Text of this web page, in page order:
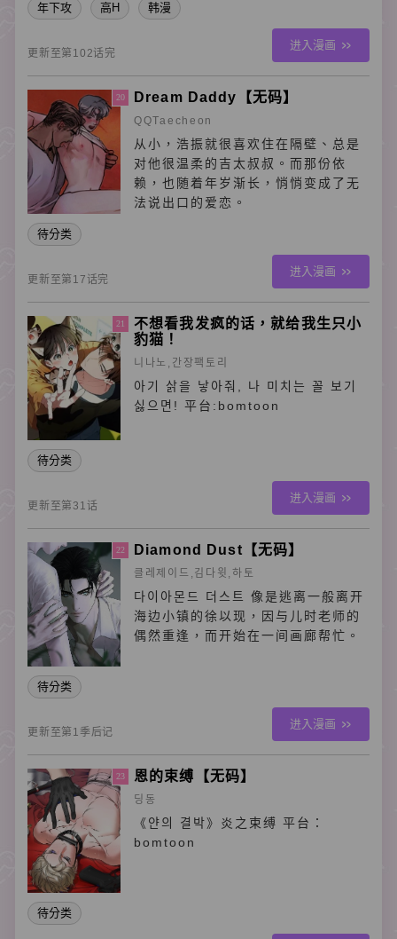
年下攻 高H 韩漫
更新至第102话完
进入漫画
20 Dream Daddy【无码】
QQTaecheon
从小，浩振就很喜欢住在隔壁、总是
对他很温柔的吉太叔叔。而那份依
赖，也随着年岁渐长，悄悄变成了无
法说出口的爱恋。
待分类
更新至第17话完
进入漫画
21
不想看我发疯的话，就给我生只小
豹猫！
니나노,간장팩토리
아기 삵을 낳아줘, 나 미치는 꼴 보기
싫으면! 平台:bomtoon
待分类
更新至第31话
进入漫画
22 Diamond Dust【无码】
클레제이드,김다윗,하토
다이아몬드 더스트 像是逃离一般离开
海边小镇的徐以现，因与儿时老师的
偶然重逢，而开始在一间画廊帮忙。
待分类
更新至第1季后记
进入漫画
23 恩的束缚【无码】
딩동
《얀의 결박》炎之束缚 平台：
bomtoon
待分类